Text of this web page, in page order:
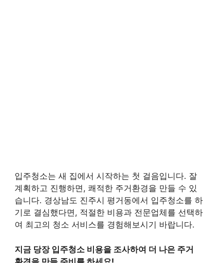
입주청소는 새 집에서 시작하는 첫 걸음입니다. 잘
계획하고 진행하면, 쾌적한 주거환경을 만들 수 있
습니다. 경상남도 진주시 평거동에서 입주청소를 하
기로 결심했다면, 적절한 비용과 전문업체를 선택하
여 최고의 청소 서비스를 경험해보시기 바랍니다.
지금 당장 입주청소 비용을 조사하여 더 나은 주거